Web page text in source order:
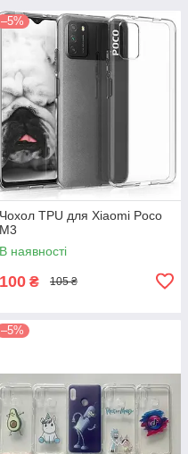
–5%
Чохол TPU для Xiaomi Poco
M3
В наявності
100 ₴ 105 ₴
–5%